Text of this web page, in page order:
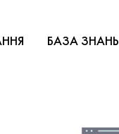
БАЗА ЗНАНЬ